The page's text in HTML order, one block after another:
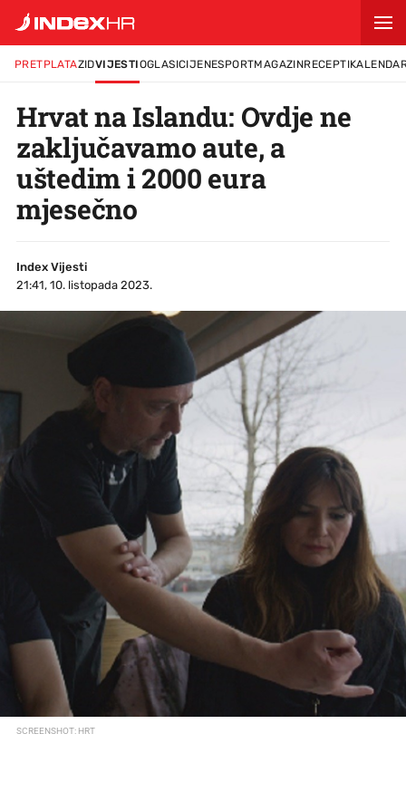
PRETPLATAZIDVIJESTIOGLASICIJENESPORTMAGAZINRECEPTI
Hrvat na Islandu: Ovdje ne
zaključavamo aute, a
uštedim i 2000 eura
mjesečno
Index Vijesti
21:41, 10. listopada 2023.
SCREENSHOT: HRT